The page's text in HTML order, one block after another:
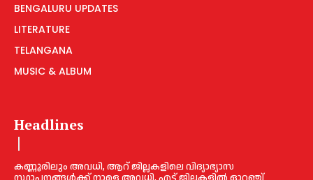
BENGALURU UPDATES
LITERATURE
TELANGANA
MUSIC & ALBUM
Headlines
കണ്ണൂരിലും അവധി, ആറ് ജില്ലകളിലെ വിദ്യാഭ്യാസ